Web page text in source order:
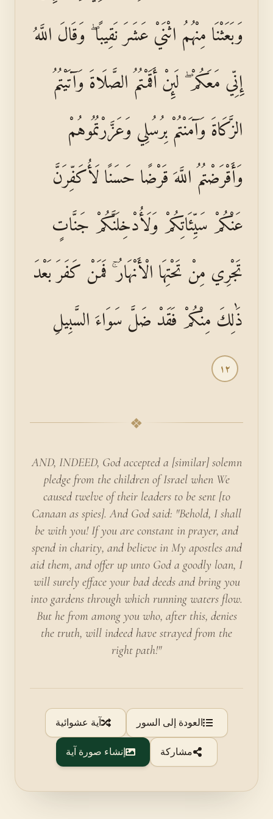
وَبَعَثْنَا مِنْهُمُ اثْنَيْ عَشَرَ نَقِيبًا ۖ وَقَالَ اللَّهُ
إِنِّي مَعَكُمْ ۖ لَئِنْ أَقَمْتُمُ الصَّلَاةَ وَآتَيْتُمُ
الزَّكَاةَ وَآمَنْتُمْ بِرُسُلِي وَعَزَّرْتُمُوهُمْ
وَأَقْرَضْتُمُ اللَّهَ قَرْضًا حَسَنًا لَأُكَفِّرَنَّ
عَنْكُمْ سَيِّئَاتِكُمْ وَلَأُدْخِلَنَّكُمْ جَنَّاتٍ
تَجْرِي مِنْ تَحْتِهَا الْأَنْهَارُ ۚ فَمَنْ كَفَرَ بَعْدَ
ذَٰلِكَ مِنْكُمْ فَقَدْ ضَلَّ سَوَاءَ السَّبِيلِ
١٢
❖
AND, INDEED, God accepted a [similar] solemn
pledge from the children of Israel when We
caused twelve of their leaders to be sent [to
Canaan as spies]. And God said: "Behold, I shall
be with you! If you are constant in prayer, and
spend in charity, and believe in My apostles and
aid them, and offer up unto God a goodly loan, I
will surely efface your bad deeds and bring you
into gardens through which running waters flow.
But he from among you who, after this, denies
the truth, will indeed have strayed from the
right path!"
العودة إلى السور آية عشوائية
مشاركة إنشاء صورة آية